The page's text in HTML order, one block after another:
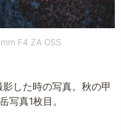
F4 ZA OSS
した時の写真。秋の甲
写真1枚目。